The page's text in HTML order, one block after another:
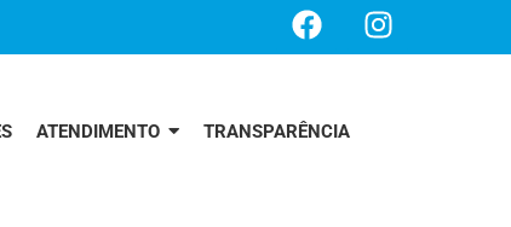
ATENDIMENTO TRANSPARÊNCIA